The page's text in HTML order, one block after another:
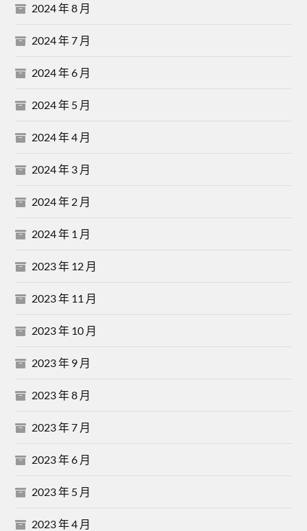
2024 年 8 月
2024 年 7 月
2024 年 6 月
2024 年 5 月
2024 年 4 月
2024 年 3 月
2024 年 2 月
2024 年 1 月
2023 年 12 月
2023 年 11 月
2023 年 10 月
2023 年 9 月
2023 年 8 月
2023 年 7 月
2023 年 6 月
2023 年 5 月
2023 年 4 月